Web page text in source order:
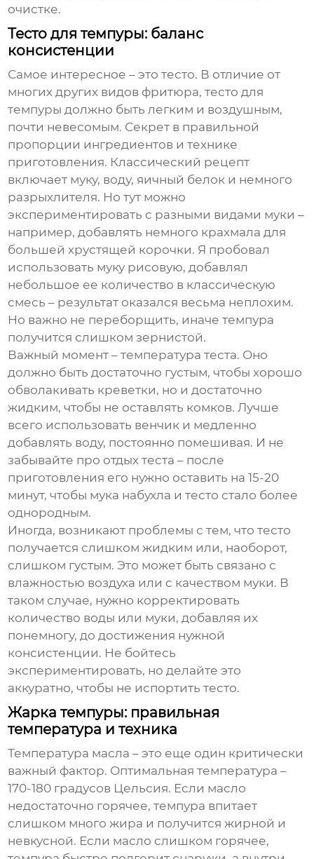
очистке.
Тесто для темпуры: баланс
консистенции
Самое интересное – это тесто. В отличие от
многих других видов фритюра, тесто для
темпуры должно быть легким и воздушным,
почти невесомым. Секрет в правильной
пропорции ингредиентов и технике
приготовления. Классический рецепт
включает муку, воду, яичный белок и немного
разрыхлителя. Но тут можно
экспериментировать с разными видами муки –
например, добавлять немного крахмала для
большей хрустящей корочки. Я пробовал
использовать муку рисовую, добавлял
небольшое ее количество в классическую
смесь – результат оказался весьма неплохим.
Но важно не переборщить, иначе темпура
получится слишком зернистой.
Важный момент – температура теста. Оно
должно быть достаточно густым, чтобы хорошо
обволакивать креветки, но и достаточно
жидким, чтобы не оставлять комков. Лучше
всего использовать венчик и медленно
добавлять воду, постоянно помешивая. И не
забывайте про отдых теста – после
приготовления его нужно оставить на 15-20
минут, чтобы мука набухла и тесто стало более
однородным.
Иногда, возникают проблемы с тем, что тесто
получается слишком жидким или, наоборот,
слишком густым. Это может быть связано с
влажностью воздуха или с качеством муки. В
таком случае, нужно корректировать
количество воды или муки, добавляя их
понемногу, до достижения нужной
консистенции. Не бойтесь
экспериментировать, но делайте это
аккуратно, чтобы не испортить тесто.
Жарка темпуры: правильная
температура и техника
Температура масла – это еще один критически
важный фактор. Оптимальная температура –
170-180 градусов Цельсия. Если масло
недостаточно горячее, темпура впитает
слишком много жира и получится жирной и
невкусной. Если масло слишком горячее,